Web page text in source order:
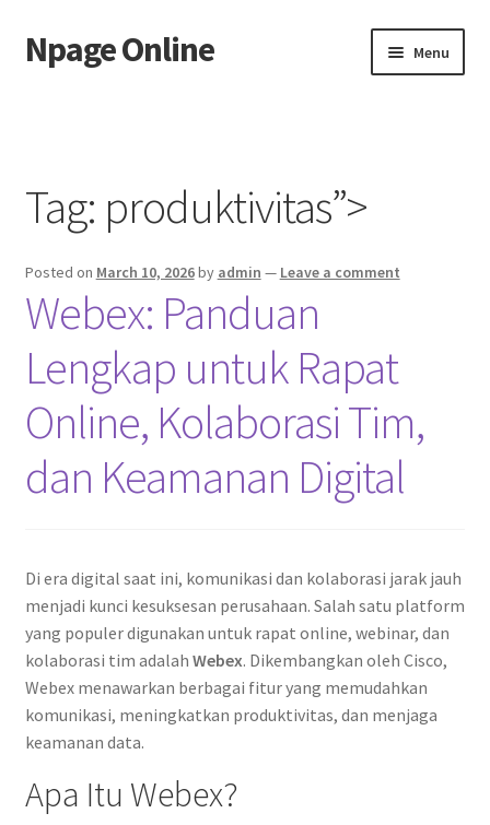
Skip
to
Skip
to
Npage Online Menu
Tag: produktivitas”>
Posted on March 10, 2026by admin — Leave a comment
Webex: Panduan
Lengkap untuk Rapat
Online, Kolaborasi Tim,
dan Keamanan Digital
Di era digital saat ini, komunikasi dan kolaborasi jarak jauh
menjadi kunci kesuksesan perusahaan. Salah satu platform
yang populer digunakan untuk rapat online, webinar, dan
kolaborasi tim adalah Webex. Dikembangkan oleh Cisco,
Webex menawarkan berbagai fitur yang memudahkan
komunikasi, meningkatkan produktivitas, dan menjaga
keamanan data.
Apa Itu Webex?